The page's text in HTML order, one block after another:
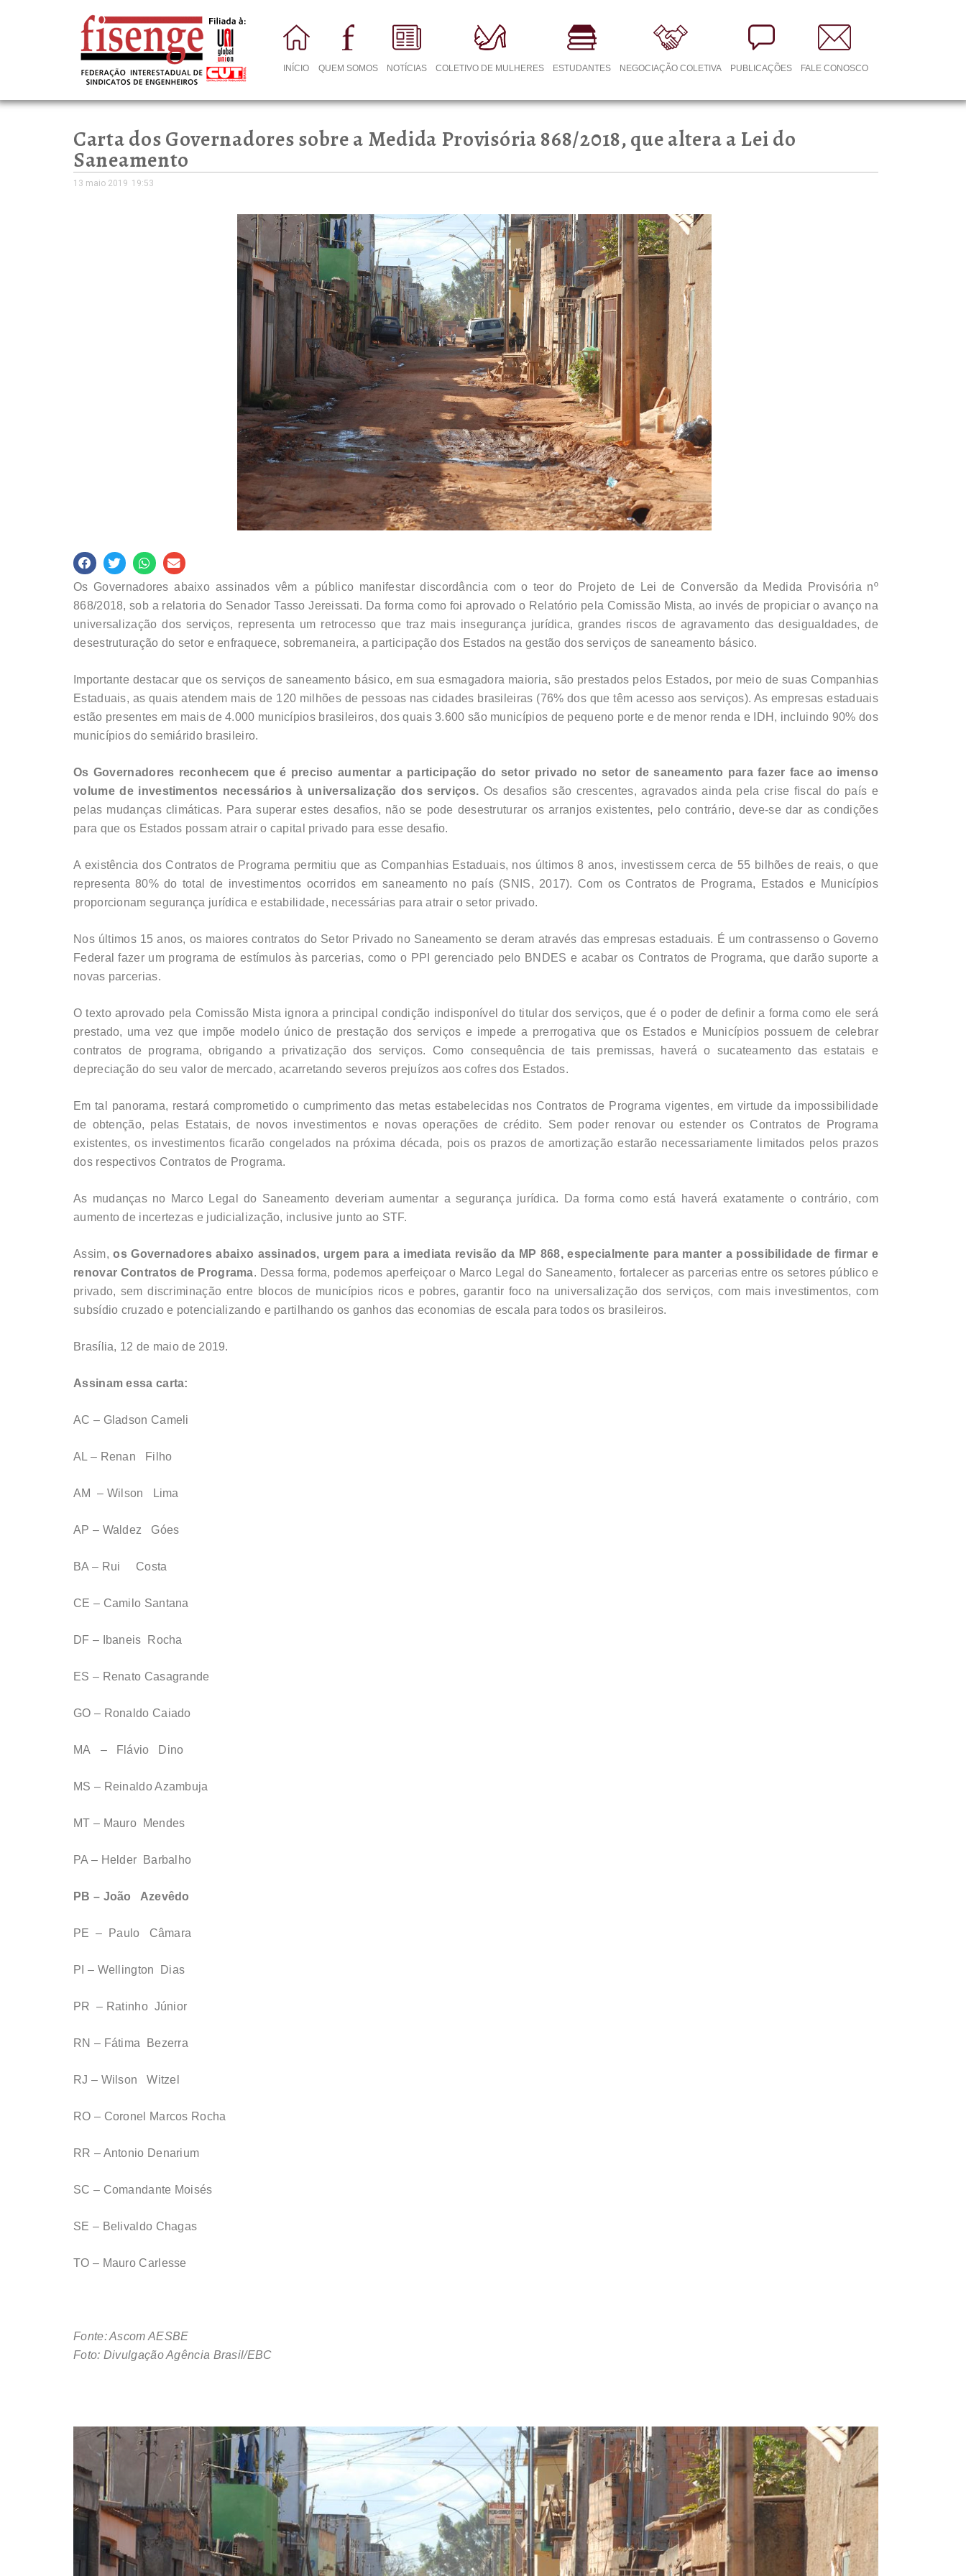
INÍCIO QUEM SOMOS NOTÍCIAS COLETIVO DE MULHERES ESTUDANTES NEGOCIAÇÃO COLETIVA PUBLICAÇÕES FALE CONOSCO
Carta dos Governadores sobre a Medida Provisória 868/2018, que altera a Lei do
Saneamento
13 maio 2019 19:53
Os Governadores abaixo assinados vêm a público manifestar discordância com o teor do Projeto de Lei de Conversão da Medida Provisória nº
868/2018, sob a relatoria do Senador Tasso Jereissati. Da forma como foi aprovado o Relatório pela Comissão Mista, ao invés de propiciar o avanço na
universalização dos serviços, representa um retrocesso que traz mais insegurança jurídica, grandes riscos de agravamento das desigualdades, de
desestruturação do setor e enfraquece, sobremaneira, a participação dos Estados na gestão dos serviços de saneamento básico.
Importante destacar que os serviços de saneamento básico, em sua esmagadora maioria, são prestados pelos Estados, por meio de suas Companhias
Estaduais, as quais atendem mais de 120 milhões de pessoas nas cidades brasileiras (76% dos que têm acesso aos serviços). As empresas estaduais
estão presentes em mais de 4.000 municípios brasileiros, dos quais 3.600 são municípios de pequeno porte e de menor renda e IDH, incluindo 90% dos
municípios do semiárido brasileiro.
Os Governadores reconhecem que é preciso aumentar a participação do setor privado no setor de saneamento para fazer face ao imenso
volume de investimentos necessários à universalização dos serviços. Os desaﬁos são crescentes, agravados ainda pela crise ﬁscal do país e
pelas mudanças climáticas. Para superar estes desaﬁos, não se pode desestruturar os arranjos existentes, pelo contrário, deve-se dar as condições
para que os Estados possam atrair o capital privado para esse desaﬁo.
A existência dos Contratos de Programa permitiu que as Companhias Estaduais, nos últimos 8 anos, investissem cerca de 55 bilhões de reais, o que
representa 80% do total de investimentos ocorridos em saneamento no país (SNIS, 2017). Com os Contratos de Programa, Estados e Municípios
proporcionam segurança jurídica e estabilidade, necessárias para atrair o setor privado.
Nos últimos 15 anos, os maiores contratos do Setor Privado no Saneamento se deram através das empresas estaduais. É um contrassenso o Governo
Federal fazer um programa de estímulos às parcerias, como o PPI gerenciado pelo BNDES e acabar os Contratos de Programa, que darão suporte a
novas parcerias.
O texto aprovado pela Comissão Mista ignora a principal condição indisponível do titular dos serviços, que é o poder de deﬁnir a forma como ele será
prestado, uma vez que impõe modelo único de prestação dos serviços e impede a prerrogativa que os Estados e Municípios possuem de celebrar
contratos de programa, obrigando a privatização dos serviços. Como consequência de tais premissas, haverá o sucateamento das estatais e
depreciação do seu valor de mercado, acarretando severos prejuízos aos cofres dos Estados.
Em tal panorama, restará comprometido o cumprimento das metas estabelecidas nos Contratos de Programa vigentes, em virtude da impossibilidade
de obtenção, pelas Estatais, de novos investimentos e novas operações de crédito. Sem poder renovar ou estender os Contratos de Programa
existentes, os investimentos ﬁcarão congelados na próxima década, pois os prazos de amortização estarão necessariamente limitados pelos prazos
dos respectivos Contratos de Programa.
As mudanças no Marco Legal do Saneamento deveriam aumentar a segurança jurídica. Da forma como está haverá exatamente o contrário, com
aumento de incertezas e judicialização, inclusive junto ao STF.
Assim,os Governadores abaixo assinados, urgem para a imediata revisão da MP 868, especialmente para manter a possibilidade de ﬁrmar e
renovar Contratos de Programa. Dessa forma, podemos aperfeiçoar o Marco Legal do Saneamento, fortalecer as parcerias entre os setores público e
privado, sem discriminação entre blocos de municípios ricos e pobres, garantir foco na universalização dos serviços, com mais investimentos, com
subsídio cruzado e potencializando e partilhando os ganhos das economias de escala para todos os brasileiros.
Brasília, 12 de maio de 2019.
Assinam essa carta:
AC – Gladson Cameli
AL – Renan Filho
AM – Wilson Lima
AP – Waldez Góes
BA – Rui Costa
CE – Camilo Santana
DF – Ibaneis Rocha
ES – Renato Casagrande
GO – Ronaldo Caiado
MA – Flávio Dino
MS – Reinaldo Azambuja
MT – Mauro Mendes
PA – Helder Barbalho
PB – João Azevêdo
PE – Paulo Câmara
PI – Wellington Dias
PR – Ratinho Júnior
RN – Fátima Bezerra
RJ – Wilson Witzel
RO – Coronel Marcos Rocha
RR – Antonio Denarium
SC – Comandante Moisés
SE – Belivaldo Chagas
TO – Mauro Carlesse
Fonte: Ascom AESBE
Foto: Divulgação Agência Brasil/EBC